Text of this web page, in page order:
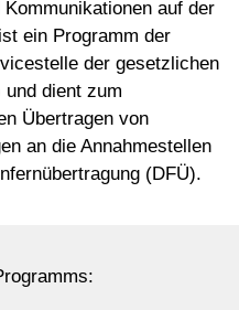
auf der
ein Programm der
der gesetzlichen
dient zum
Übertragen von
an die Annahmestellen
(DFÜ).